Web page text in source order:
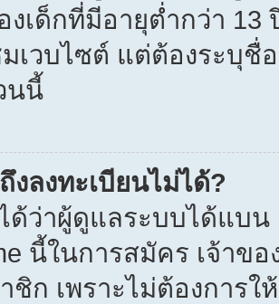
งเด็กที่มีอายุต่ำกว่า
มเวบไซต์ แต่ต้องระบุชื่
นนี้
งลงทะเบียนไม่ได้?
ด้ว่าผู้ดูแลระบบได้แบน
นี้ในการสมัคร เจ้าข
ชิก เพราะไม่ต้องการ